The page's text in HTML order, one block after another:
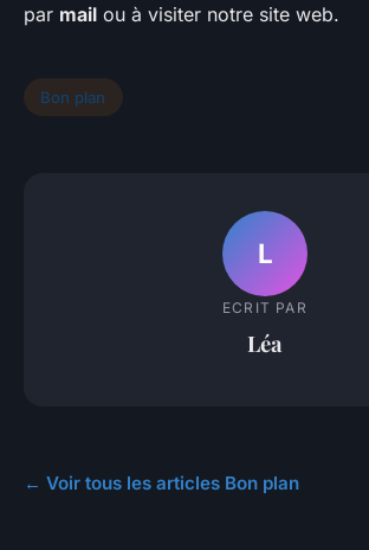
par mail ou à visiter notre site web.
Bon plan
L
ECRIT PAR
Léa
← Voir tous les articles Bon plan